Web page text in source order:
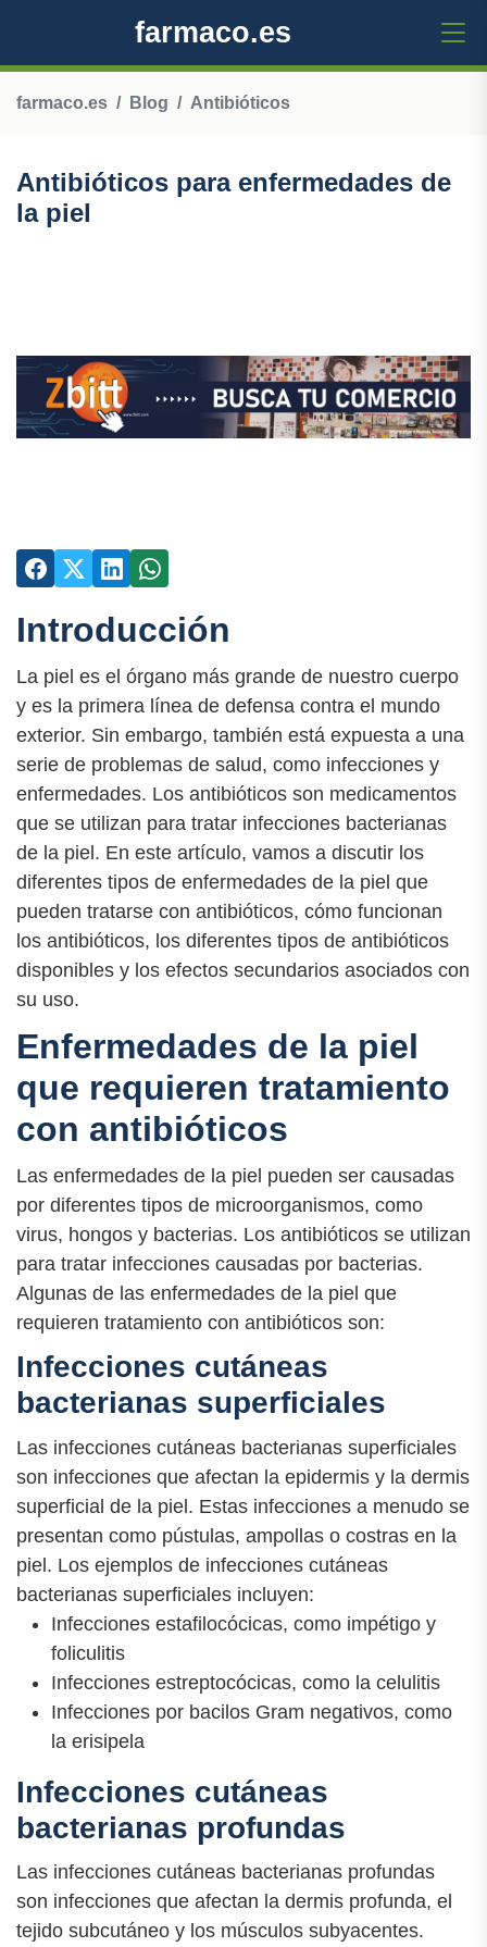
farmaco.es
farmaco.es Blog Antibióticos
Antibióticos para enfermedades de
la piel
Introducción
La piel es el órgano más grande de nuestro cuerpo
y es la primera línea de defensa contra el mundo
exterior. Sin embargo, también está expuesta a una
serie de problemas de salud, como infecciones y
enfermedades. Los antibióticos son medicamentos
que se utilizan para tratar infecciones bacterianas
de la piel. En este artículo, vamos a discutir los
diferentes tipos de enfermedades de la piel que
pueden tratarse con antibióticos, cómo funcionan
los antibióticos, los diferentes tipos de antibióticos
disponibles y los efectos secundarios asociados con
su uso.
Enfermedades de la piel
que requieren tratamiento
con antibióticos
Las enfermedades de la piel pueden ser causadas
por diferentes tipos de microorganismos, como
virus, hongos y bacterias. Los antibióticos se utilizan
para tratar infecciones causadas por bacterias.
Algunas de las enfermedades de la piel que
requieren tratamiento con antibióticos son:
Infecciones cutáneas
bacterianas superficiales
Las infecciones cutáneas bacterianas superficiales
son infecciones que afectan la epidermis y la dermis
superficial de la piel. Estas infecciones a menudo se
presentan como pústulas, ampollas o costras en la
piel. Los ejemplos de infecciones cutáneas
bacterianas superficiales incluyen:
Infecciones estafilocócicas, como impétigo y
foliculitis
Infecciones estreptocócicas, como la celulitis
Infecciones por bacilos Gram negativos, como
la erisipela
Infecciones cutáneas
bacterianas profundas
Las infecciones cutáneas bacterianas profundas
son infecciones que afectan la dermis profunda, el
tejido subcutáneo y los músculos subyacentes.